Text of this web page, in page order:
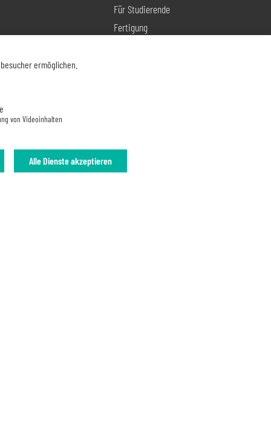
Für Studierende
Fertigung
ermöglichen.
von Videoinhalten
Alle Dienste akzeptieren